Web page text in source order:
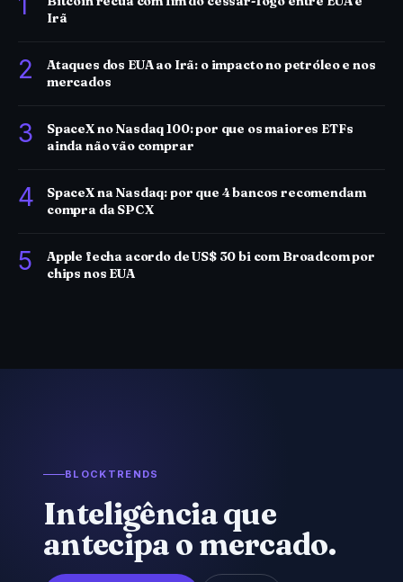
Irã
2
Ataques dos EUA ao Irã: o impacto no petróleo e nos
mercados
3
SpaceX no Nasdaq 100: por que os maiores ETFs
ainda não vão comprar
4
SpaceX na Nasdaq: por que 4 bancos recomendam
compra da SPCX
5
Apple fecha acordo de US$ 30 bi com Broadcom por
chips nos EUA
BLOCKTRENDS
Inteligência que
antecipa o mercado.